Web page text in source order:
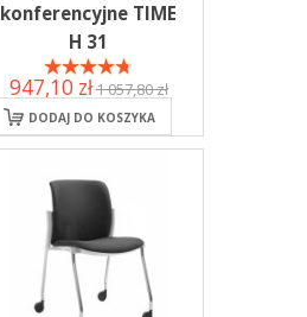
konferencyjne TIME
H 31
947,10 zł1 057,80 zł
DODAJ DO KOSZYKA